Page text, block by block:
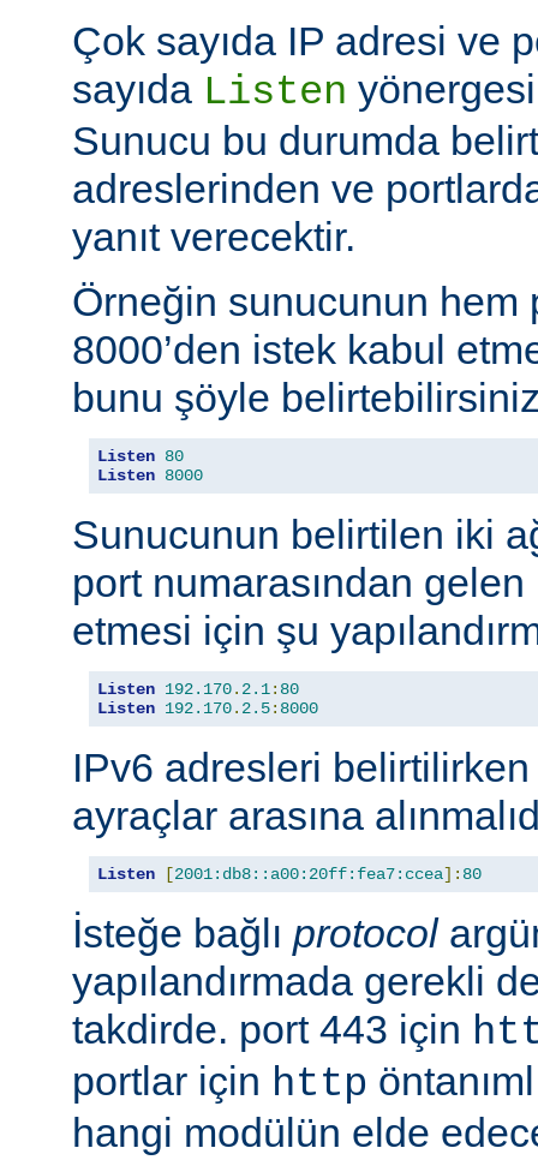
Çok sayıda IP adresi ve
sayıda Listen
Sunucu bu durumda
adreslerinden ve
yanıt verecektir.
Örneğin sunucunun hem
8000’den istek kabul
bunu şöyle
Listen 80
Listen 8000
Sunucunun belirtilen iki
port numarasından gelen
etmesi için şu
Listen 192.170. 2.1: 80
Listen 192.170. 2.5: 8000
IPv6 adresleri
ayraçlar arasına
Listen [2001:db8::a00:20ff:fea7:ccea]: 80
İsteğe bağlı protocol
yapılandırmada gerekli
takdirde. port 443 için
portlar için http
hangi modülün elde